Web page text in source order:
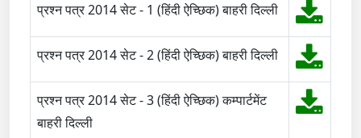
प्रश्न पत्र 2014 सेट - 1 (हिंदी ऐच्छिक) बाहरी दिल्ली
प्रश्न पत्र 2014 सेट - 2 (हिंदी ऐच्छिक) बाहरी दिल्ली
प्रश्न पत्र 2014 सेट - 3 (हिंदी ऐच्छिक) कम्पार्टमेंट
बाहरी दिल्ली